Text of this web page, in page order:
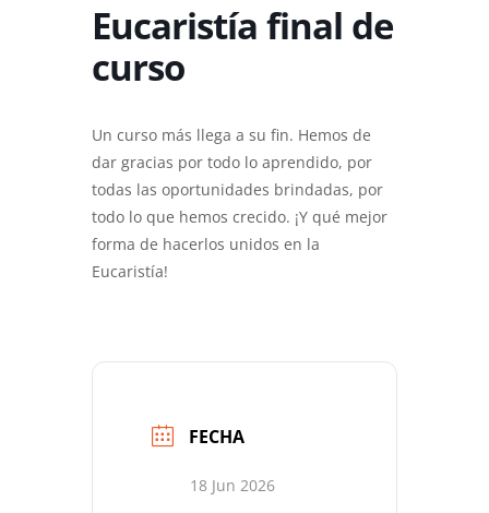
Eucaristía final de
curso
Un curso más llega a su fin. Hemos de
dar gracias por todo lo aprendido, por
todas las oportunidades brindadas, por
todo lo que hemos crecido. ¡Y qué mejor
forma de hacerlos unidos en la
Eucaristía!
FECHA
18 Jun 2026